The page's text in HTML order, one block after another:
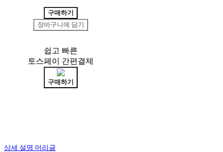
구매하기
장바구니에 담기
쉽고 빠른
토스페이 간편결제
구매하기
상세 설명 머리글